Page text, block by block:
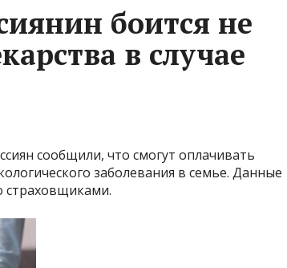
боится не
в случае
сообщили, что смогут оплачивать
заболевания в семье. Данные
страховщиками.